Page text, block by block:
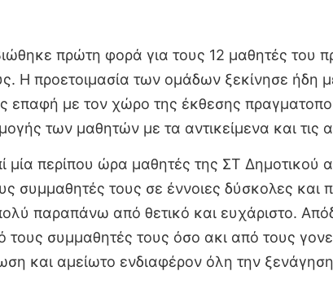
πρώτη φορά για τους 12 μαθητές του
Η προετοιμασία των ομάδων ξεκίνησε ήδη
επαφή με τον χώρο της έκθεσης
των μαθητών με τα αντικείμενα και τις
μία περίπου ώρα μαθητές της ΣΤ
συμμαθητές τους σε έννοιες δύσκολες και
παραπάνω από θετικό και ευχάριστο.
τους συμμαθητές τους όσο ακι από τους
και αμείωτο ενδιαφέρον όλη την